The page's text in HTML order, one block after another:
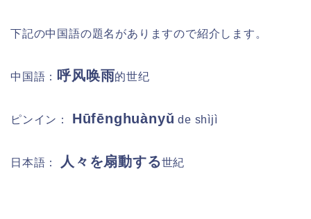
下記の中国語の題名がありますので紹介します。
中国語： 呼风唤雨的世纪
ピンイン： Hūfēnghuànyǔ de shìjì
日本語： 人々を扇動する世紀